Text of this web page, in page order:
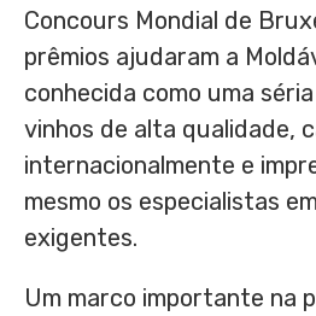
Concours Mondial de
prêmios ajudaram a
conhecida como uma
vinhos de alta qualidade,
internacionalmente e
mesmo os especialistas
exigentes.
Um marco importante na